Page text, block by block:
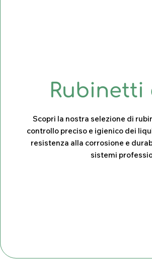
C
o
l
Rubinetti
Scopri la nostra selezione di
controllo preciso e igienico dei
resistenza alla corrosione e
sistemi